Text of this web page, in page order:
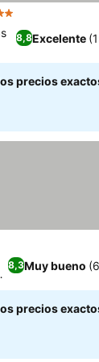
8,8Excelente
precios
8,3Muy bueno
precios